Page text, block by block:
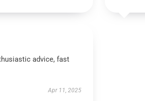
advice, fast
Apr 11, 2025